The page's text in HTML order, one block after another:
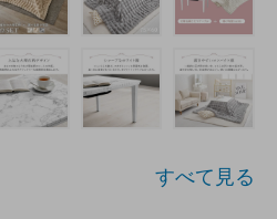
すべて見る